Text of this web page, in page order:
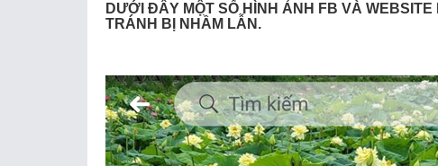
DƯỚI ĐÂY MỘT SỐ HÌNH ẢNH FB VÀ
TRÁNH BỊ NHẦM LẪN.